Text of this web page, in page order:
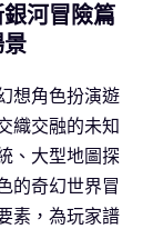
銀河冒險篇
想角色扮演遊
織交融的未知
、大型地圖探
的奇幻世界冒
素，為玩家譜